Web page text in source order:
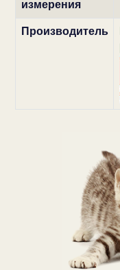
измерения
Производитель